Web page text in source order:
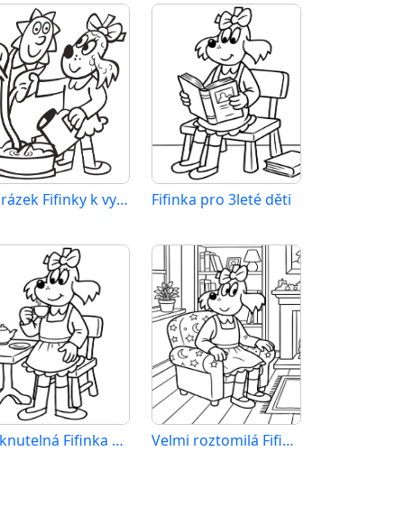
Obrázek Fifinky k vytištění Fifinka pro 3leté děti
Tisknutelná Fifinka zadarmo Velmi roztomilá Fifinka